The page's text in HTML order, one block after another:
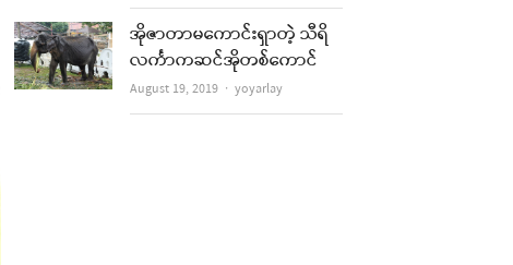
အိုဇာတာမကောင်းရှာတဲ့ သီရိ
လင်္ကာကဆင်အိုတစ်ကောင်
August 19, 2019 Author
yoyarlay